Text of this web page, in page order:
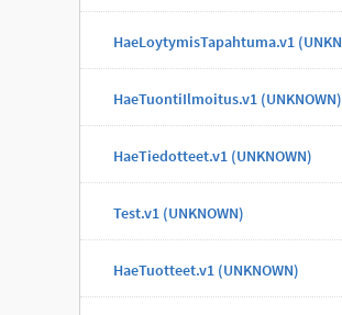
HaeTuontiIlmoitus.v1 (UNKNOWN)
HaeTiedotteet.v1 (UNKNOWN)
Test.v1 (UNKNOWN)
HaeTuotteet.v1 (UNKNOWN)